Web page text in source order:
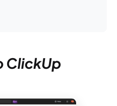
ClickUp